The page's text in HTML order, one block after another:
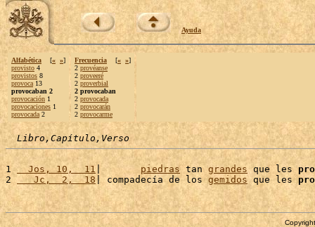
Ayuda
Alfabética [« »]
provisto 4
provistos 8
provoca 13
provocaban 2
provocación 1
provocaciones 1
provocada 2
Frecuencia [« »]
2 provéanse
2 proveeré
2 proverbial
2 provocaban
2 provocada
2 provocarán
2 provocarme
Libro,Capítulo,Verso
1
  Jos, 10,  11
| piedras tan grandes que les
2
   Jc,  2,  18
| compadecía de los gemidos que les